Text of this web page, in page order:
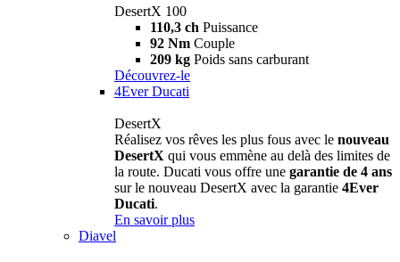
DesertX 100
110,3 ch Puissance
92 Nm Couple
209 kg Poids sans carburant
Découvrez-le
4Ever Ducati
DesertX
Réalisez vos rêves les plus fous avec le nouveau
DesertX qui vous emmène au delà des limites de
la route. Ducati vous offre une garantie de 4 ans
sur le nouveau DesertX avec la garantie 4Ever
Ducati.
En savoir plus
Diavel